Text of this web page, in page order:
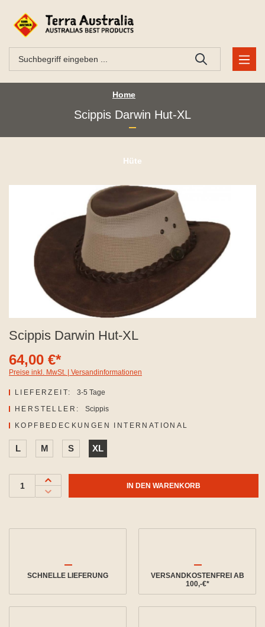
Home
Scippis Darwin Hut-XL
Hüte
Scippis Darwin Hut-XL
64,00 €*
Preise inkl. MwSt. | Versandinformationen
LIEFERZEIT:
3-5 Tage
HERSTELLER:
Scippis
KOPFBEDECKUNGEN INTERNATIONAL
L M S XL
IN DEN WARENKORB
SCHNELLE LIEFERUNG
VERSANDKOSTENFREI AB
100,-€*